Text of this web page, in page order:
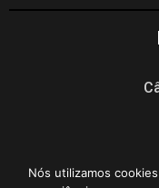
Nós utilizamos